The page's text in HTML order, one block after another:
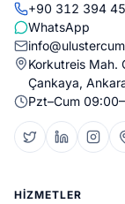
+90 312 394
WhatsApp
Korkutreis Mah.
Çankaya,
Pzt–Cum
HIZMETLER